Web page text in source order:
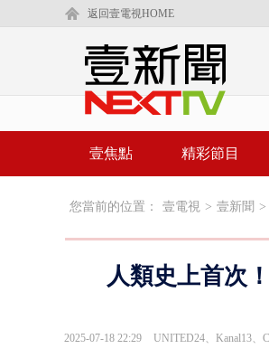
返回壹電視HOME
壹焦點 精彩節目
您當前的位置： 壹電視 > 壹新聞 >
人類史上首次
2025-07-18 22:29 UNITED24、Kanal13、